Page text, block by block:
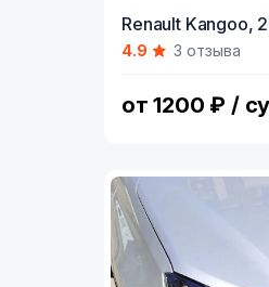
of
Renault Kangoo,
4.9
3 отзыва
от 1200 ₽ /